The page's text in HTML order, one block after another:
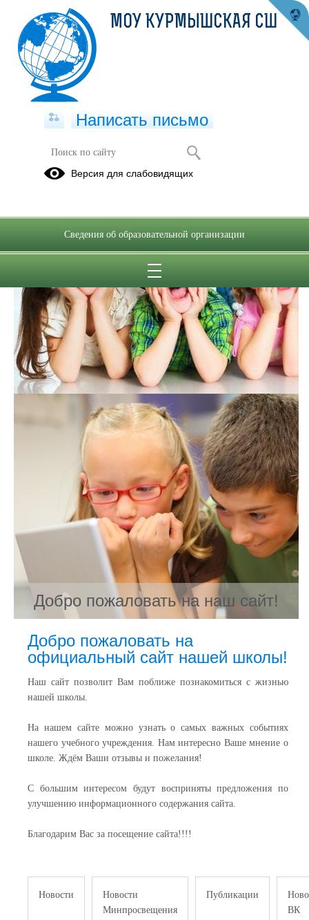
Добро пожаловать на наш сайт!
Добро пожаловать на
официальный сайт нашей школы!
Наш сайт позволит Вам поближе познакомиться с жизнью
нашей школы.
На нашем сайте можно узнать о самых важных событиях
нашего учебного учреждения. Нам интересно Ваше мнение о
школе. Ждём Ваши отзывы и пожелания!
С большим интересом будут восприняты предложения по
улучшению информационного содержания сайта.
Благодарим Вас за посещение сайта!!!!
Новости
Новости
Минпросвещения
Публикации
ВК
МОУ КУРМЫШСКАЯ СШ
Написать письмо
Версия для слабовидящих
Сведения об образовательной организации